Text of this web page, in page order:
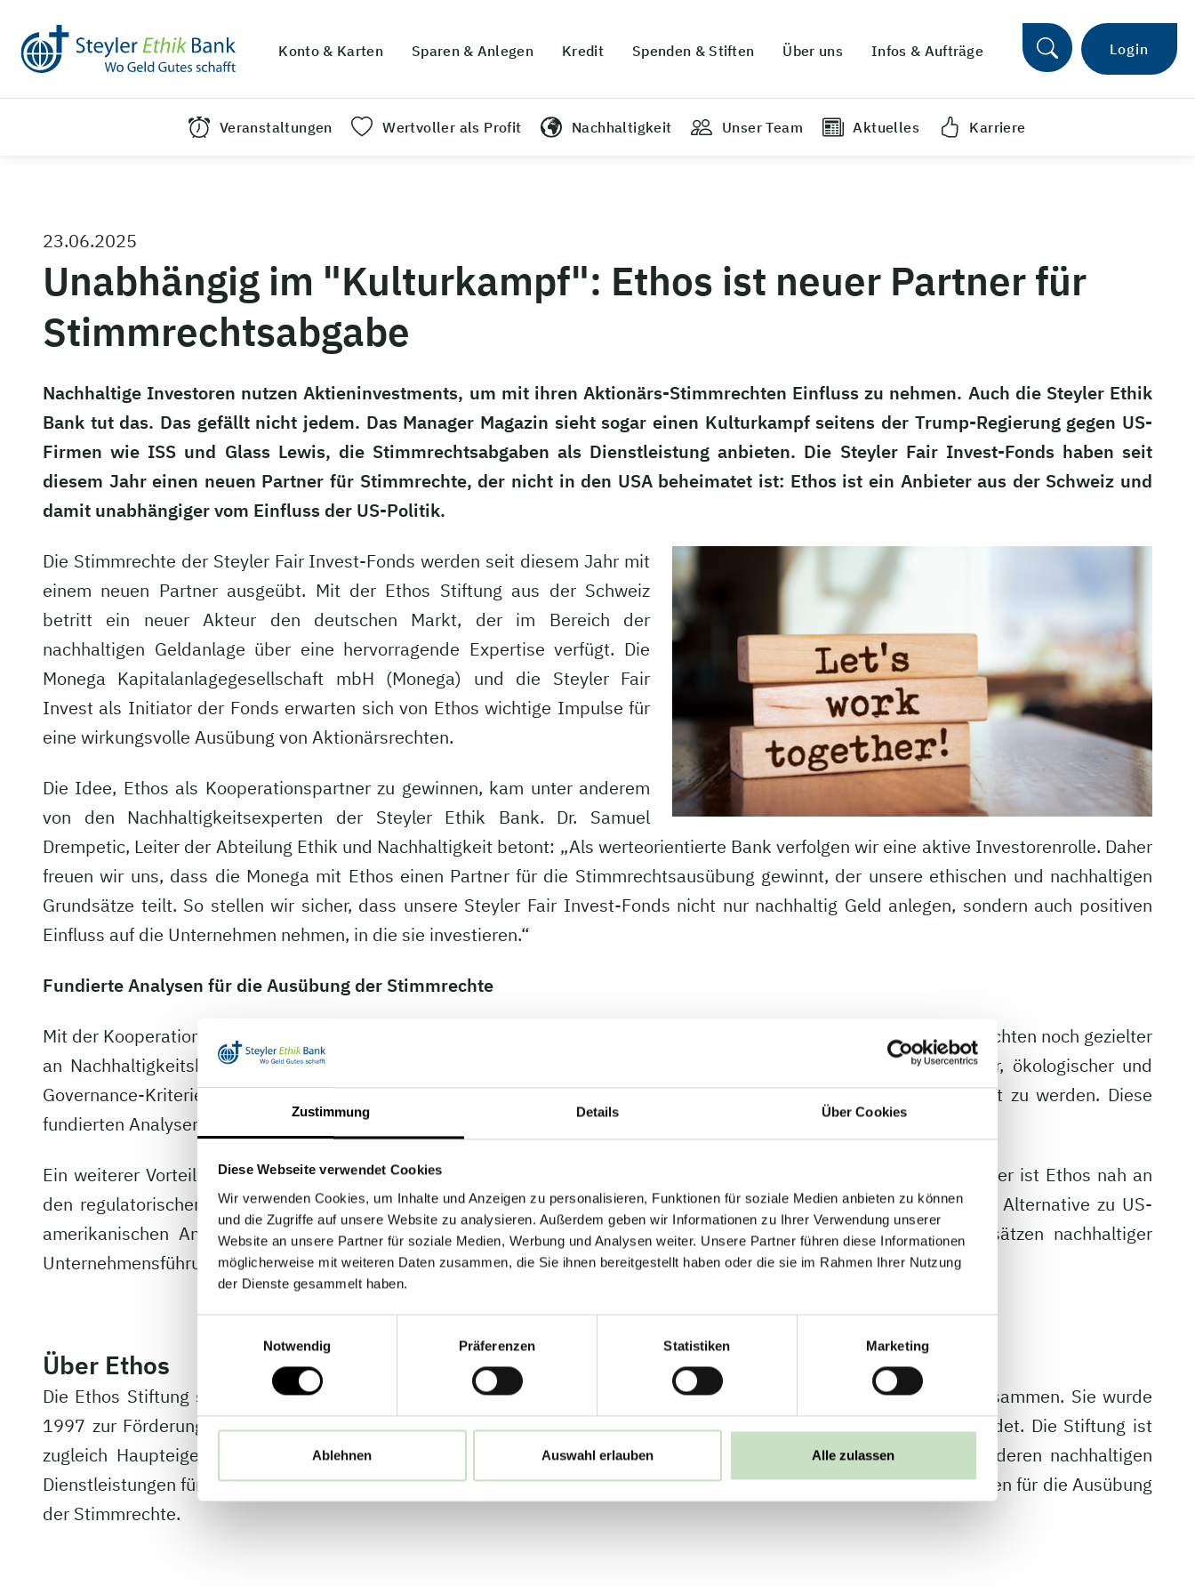
Zustimmung Details Über Cookies
Diese Webseite verwendet Cookies
Wir verwenden Cookies, um Inhalte und Anzeigen zu personalisieren, Funktionen für soziale Medien anbieten zu können
und die Zugriffe auf unsere Website zu analysieren. Außerdem geben wir Informationen zu Ihrer Verwendung unserer
Website an unsere Partner für soziale Medien, Werbung und Analysen weiter. Unsere Partner führen diese Informationen
möglicherweise mit weiteren Daten zusammen, die Sie ihnen bereitgestellt haben oder die sie im Rahmen Ihrer Nutzung
der Dienste gesammelt haben.
Notwendig
Präferenzen Statistiken Marketing
Ablehnen Auswahl erlauben Alle zulassen
Konto & Karten Sparen & Anlegen Kredit Spenden & Stiften Über uns Infos & Aufträge Login
Veranstaltungen Wertvoller als Profit Nachhaltigkeit Unser Team Aktuelles Karriere
23.06.2025
Unabhängig im "Kulturkampf": Ethos ist neuer Partner für
Stimmrechtsabgabe
Nachhaltige Investoren nutzen Aktieninvestments, um mit ihren Aktionärs-Stimmrechten Einfluss zu nehmen. Auch die Steyler Ethik
Bank tut das. Das gefällt nicht jedem. Das Manager Magazin sieht sogar einen Kulturkampf seitens der Trump-Regierung gegen US-
Firmen wie ISS und Glass Lewis, die Stimmrechtsabgaben als Dienstleistung anbieten. Die Steyler Fair Invest-Fonds haben seit
diesem Jahr einen neuen Partner für Stimmrechte, der nicht in den USA beheimatet ist: Ethos ist ein Anbieter aus der Schweiz und
damit unabhängiger vom Einfluss der US-Politik.
Die Stimmrechte der Steyler Fair Invest-Fonds werden seit diesem Jahr mit
einem neuen Partner ausgeübt. Mit der Ethos Stiftung aus der Schweiz
betritt ein neuer Akteur den deutschen Markt, der im Bereich der
nachhaltigen Geldanlage über eine hervorragende Expertise verfügt. Die
Monega Kapitalanlagegesellschaft mbH (Monega) und die Steyler Fair
Invest als Initiator der Fonds erwarten sich von Ethos wichtige Impulse für
eine wirkungsvolle Ausübung von Aktionärsrechten.
Die Idee, Ethos als Kooperationspartner zu gewinnen, kam unter anderem
von den Nachhaltigkeitsexperten der Steyler Ethik Bank. Dr. Samuel
Drempetic, Leiter der Abteilung Ethik und Nachhaltigkeit betont: „Als werteorientierte Bank verfolgen wir eine aktive Investorenrolle. Daher
freuen wir uns, dass die Monega mit Ethos einen Partner für die Stimmrechtsausübung gewinnt, der unsere ethischen und nachhaltigen
Grundsätze teilt. So stellen wir sicher, dass unsere Steyler Fair Invest-Fonds nicht nur nachhaltig Geld anlegen, sondern auch positiven
Einfluss auf die Unternehmen nehmen, in die sie investieren.“
Fundierte Analysen für die Ausübung der Stimmrechte
Mit der Kooperation wird die nachhaltige Ausrichtung der Fonds gestärkt und die aktive Wahrnehmung von Aktionärsrechten noch gezielter
an Nachhaltigkeitskriterien ausgerichtet. Die Ethos Stiftung analysiert Unternehmen unter Berücksichtigung sozialer, ökologischer und
Governance-Kriterien mit dem Ziel, langfristig den Interessen der Aktionäre und anderer Anspruchsgruppen gerecht zu werden. Diese
fundierten Analysen fließen künftig in die Stimmrechtsausübung der genannten Fonds ein.
Ein weiterer Vorteil der Zusammenarbeit liegt in der geografischen Nähe und Unabhängigkeit: Als europäischer Partner ist Ethos nah an
den regulatorischen Anforderungen und Erwartungen europäischer Fondspartner. Die Kooperation bietet zudem eine Alternative zu US-
amerikanischen Anbietern, deren Regularien und Perspektiven nicht immer deckungsgleich mit europäischen Ansätzen nachhaltiger
Unternehmensführung sind.
Über Ethos
Die Ethos Stiftung schließt mehr als 250 schweizerische Pensionskassen und andere steuerbefreite Institutionen zusammen. Sie wurde
1997 zur Förderung einer nachhaltigen Anlagetätigkeit und eines stabilen und gesunden Wirtschaftsumfelds gegründet. Die Stiftung ist
zugleich Haupteigentümer der Dienstleistungsgesellschaft Ethos Services, die neben Engagement Services und anderen nachhaltigen
Dienstleistungen für institutionelle Investoren auch Analysen für Aktionärsversammlungen liefert, inklusive Empfehlungen für die Ausübung
der Stimmrechte.